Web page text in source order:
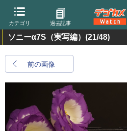
カテゴリ 過去記事
ソニーα7S（実写編） (21/48)
前の画像